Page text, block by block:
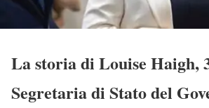
La storia di Louise Haigh,
Segretaria di Stato del